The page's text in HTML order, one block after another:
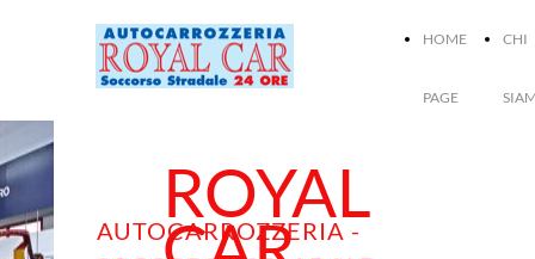
HOME
PAGE
CHI
ROYAL
AUTOCARROZZERIA -